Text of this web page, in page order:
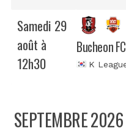
Samedi 29
août à
12h30
Bucheon
K
SEPTEMBRE 2026